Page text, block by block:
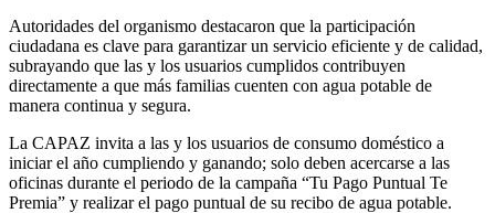
Autoridades del organismo destacaron que la participación
ciudadana es clave para garantizar un servicio eficiente y de calidad,
subrayando que las y los usuarios cumplidos contribuyen
directamente a que más familias cuenten con agua potable de
manera continua y segura.
La CAPAZ invita a las y los usuarios de consumo doméstico a
iniciar el año cumpliendo y ganando; solo deben acercarse a las
oficinas durante el periodo de la campaña “Tu Pago Puntual Te
Premia” y realizar el pago puntual de su recibo de agua potable.